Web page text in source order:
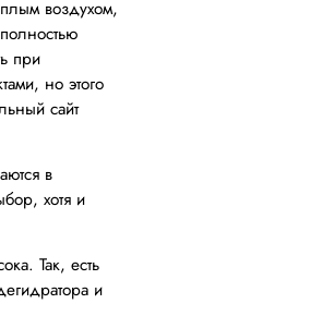
воздухом,
при
но этого
сайт
в
хотя и
Так, есть
и